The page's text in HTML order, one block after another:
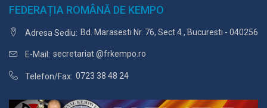
FEDERAȚIA ROMÂNĂ DE KEMPO
Adresa Sediu: Bd. Marasesti Nr. 76, Sect.4 , Bucuresti - 040256
E-Mail: secretariat @frkempo.ro
Telefon/Fax: 0723 38 48 24